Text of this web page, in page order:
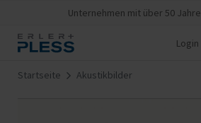
Unternehmen mit über 50
Login
Startseite Akustikbilder